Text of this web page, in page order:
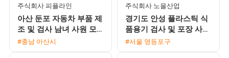
주식회사 피플라인
아산 둔포 자동차 부품 제
조 및 검사 남녀 사원 모
집 통근버스 운행 및 교통
#충남 아산시
주식회사 노을산업
경기도 안성 플라스틱 식
품용기 검사 및 포장 사원
모집 초보자 환영 1인실
#서울 영등포구